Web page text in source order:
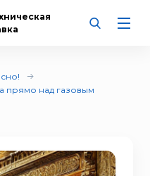
прямо над газовым